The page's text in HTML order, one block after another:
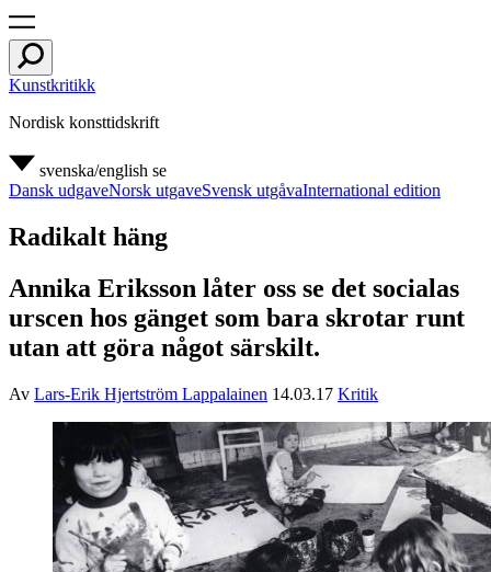
Kunstkritikk
Nordisk konsttidskrift
svenska/english se
Dansk udgaveNorsk utgaveSvensk utgåvaInternational edition
Radikalt häng
Annika Eriksson låter oss se det socialas
urscen hos gänget som bara skrotar runt
utan att göra något särskilt.
Av Lars-Erik Hjertström Lappalainen 14.03.17 Kritik